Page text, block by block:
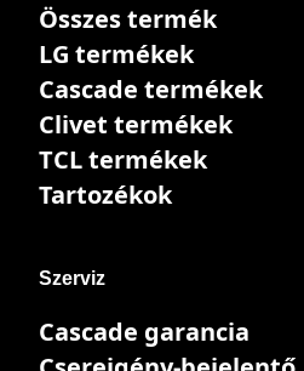
Összes termék
LG termékek
Cascade termékek
Clivet termékek
TCL termékek
Tartozékok
Szerviz
Cascade garancia